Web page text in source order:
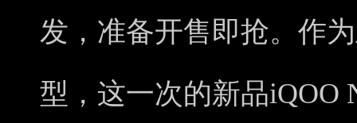
发，准备开售即抢。作
型，这一次的新品iQOO